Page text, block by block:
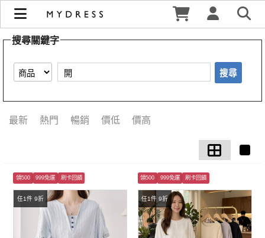
【開】搜尋結果 | MYDRESS 時裳韓風
搜尋關鍵字
搜尋
最新 熱門 暢銷 價低 價高
任1件 9折
領500 999免運 刷卡回饋
任1件 9折
領500 999免運 刷卡回饋